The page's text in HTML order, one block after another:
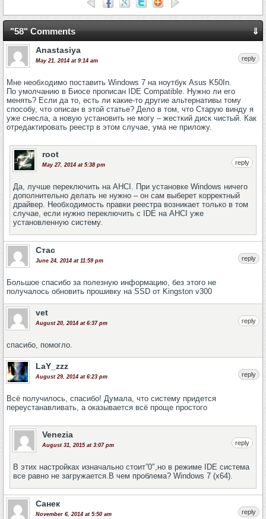
"58" Comments ⇓
Anastasiya
May 21, 2014 at 9:14 am
Мне необходимо поставить Windows 7 на ноутбук Asus K50In.
По умолчанию в Биосе прописан IDE Compatible. Нужно ли его
менять? Если да то, есть ли какие-то другие альтернативы тому
способу, что описан в этой статье? Дело в том, что Старую винду я
уже снесла, а новую установить не могу – жесткий диск чистый. Как
отредактировать реестр в этом случае, ума не приложу.
reply
root
May 27, 2014 at 5:38 pm
Да, лучше переключить на AHCI. При установке Windows ничего
дополнительно делать не нужно – он сам выберет корректный
драйвер. Необходимость правки реестра возникает только в том
случае, если нужно переключить с IDE на AHCI уже
установленную систему.
reply
Стас
June 24, 2014 at 11:59 pm
Большое спасибо за полезную информацию, без этого не
получалось обновить прошивку на SSD от Kingston v300
reply
vet
August 20, 2014 at 6:37 pm
спасибо, помогло.
reply
LaY_zzz
August 29, 2014 at 6:23 pm
Всё получилось, спасибо! Думала, что систему придется
переустанавливать, а оказывается всё проще простого
reply
Venezia
August 31, 2015 at 3:07 pm
В этих настройках изначально стоит”0″,но в режиме IDE система
все равно не загружается.В чем проблема? Windows 7 (x64).
reply
Санек
November 6, 2014 at 5:50 am reply